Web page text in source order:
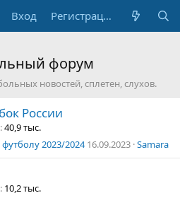
Вход Регистрация
форум
новостей, сплетен, слухов.
России
40,9 тыс.
2023/2024 16.09.2023 Samara
10,2 тыс.